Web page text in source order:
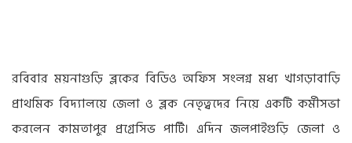
রবিবার ময়নাগুড়ি ব্লকের বিডিও অফিস সংলগ্ন মধ্য খাগড়াবাড়ি
প্রাথমিক বিদ‍্যালয়ে জেলা ও ব্লক নেতৃত্বদের নিয়ে একটি কর্মীসভা
করলেন কামতাপুর প্রগ্রেসিভ পার্টি। এদিন জলপাইগুড়ি জেলা ও